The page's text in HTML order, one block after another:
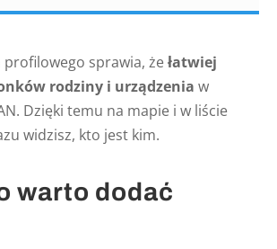
profilowego sprawia, żełatwiej
rodziny i urządzenia w
Dzięki temu na mapie i w liście
widzisz, kto jest kim.
warto dodać